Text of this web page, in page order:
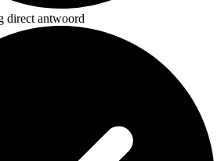
direct antwoord